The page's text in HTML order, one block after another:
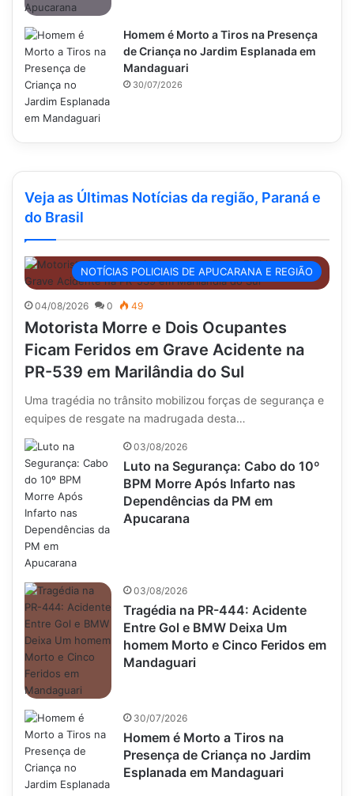
Veja as Últimas Notícias da região, Paraná e
do Brasil
NOTÍCIAS POLICIAIS DE APUCARANA E REGIÃO
04/08/2026 0 49
Motorista Morre e Dois Ocupantes
Ficam Feridos em Grave Acidente na
PR-539 em Marilândia do Sul
Uma tragédia no trânsito mobilizou forças de segurança e
equipes de resgate na madrugada desta…
03/08/2026
Luto na Segurança: Cabo do 10º
BPM Morre Após Infarto nas
Dependências da PM em
Apucarana
03/08/2026
Tragédia na PR-444: Acidente
Entre Gol e BMW Deixa Um
homem Morto e Cinco Feridos em
Mandaguari
30/07/2026
Homem é Morto a Tiros na
Presença de Criança no Jardim
Esplanada em Mandaguari
Homem é Morto a Tiros na Presença
de Criança no Jardim Esplanada em
Mandaguari
30/07/2026